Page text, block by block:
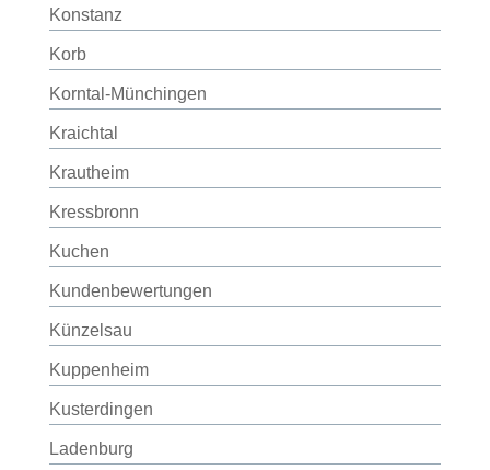
Konstanz
Korb
Korntal-Münchingen
Kraichtal
Krautheim
Kressbronn
Kuchen
Kundenbewertungen
Künzelsau
Kuppenheim
Kusterdingen
Ladenburg